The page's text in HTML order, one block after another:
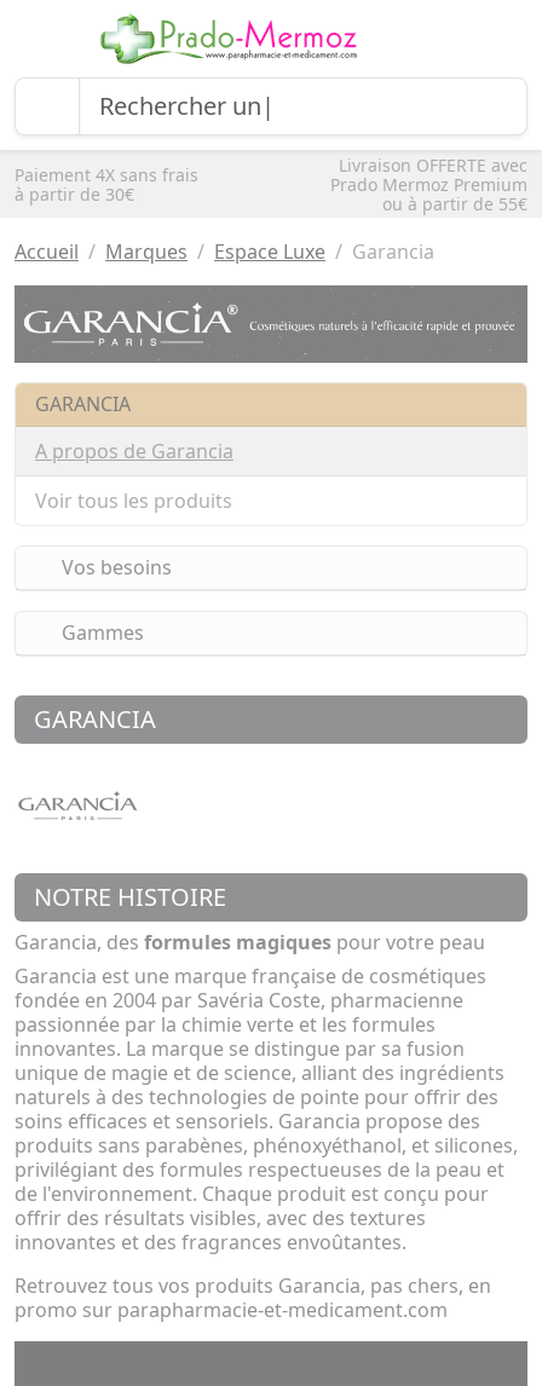
Paiement 4X sans frais
à partir de 30€
Livraison OFFERTE avec
Prado Mermoz Premium
ou à partir de 55€
Accueil Marques Espace Luxe Garancia
GARANCIA
A propos de Garancia
Voir tous les produits
Vos besoins
Gammes
GARANCIA
NOTRE HISTOIRE
Garancia, des formules magiques pour votre peau
Garancia est une marque française de cosmétiques
fondée en 2004 par Savéria Coste, pharmacienne
passionnée par la chimie verte et les formules
innovantes. La marque se distingue par sa fusion
unique de magie et de science, alliant des ingrédients
naturels à des technologies de pointe pour offrir des
soins efficaces et sensoriels. Garancia propose des
produits sans parabènes, phénoxyéthanol, et silicones,
privilégiant des formules respectueuses de la peau et
de l'environnement. Chaque produit est conçu pour
offrir des résultats visibles, avec des textures
innovantes et des fragrances envoûtantes.
Retrouvez tous vos produits Garancia, pas chers, en
promo sur parapharmacie-et-medicament.com